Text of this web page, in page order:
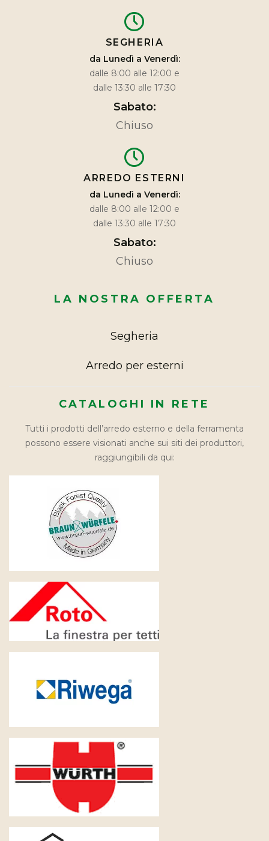
SEGHERIA
da Lunedì a Venerdì:
dalle 8:00 alle 12:00 e
dalle 13:30 alle 17:30
Sabato:
Chiuso
ARREDO ESTERNI
da Lunedì a Venerdì:
dalle 8:00 alle 12:00 e
dalle 13:30 alle 17:30
Sabato:
Chiuso
LA NOSTRA OFFERTA
Segheria
Arredo per esterni
CATALOGHI IN RETE
Tutti i prodotti dell’arredo esterno e della ferramenta
possono essere visionati anche sui siti dei produttori,
raggiungibili da qui: